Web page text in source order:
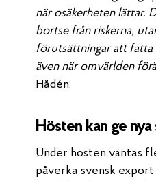
när osäkerheten lättar.
bortse från riskerna,
förutsättningar att fatta
även när omvärlden
Hådén.
Hösten kan ge
Under hösten väntas
påverka svensk